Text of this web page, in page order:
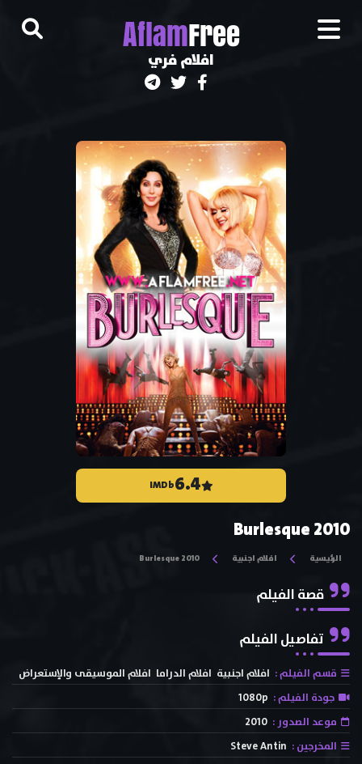
AflamFree
افلام فري
6.4
IMDb
Burlesque 2010
الرئيسية افلام اجنبية Burlesque 2010
قصة الفيلم
تفاصيل الفيلم
قسم الفيلم : افلام اجنبية افلام الدراما افلام الموسيقى والإستعراض
جودة الفيلم : 1080p
موعد الصدور : 2010
المخرجين : Steve Antin